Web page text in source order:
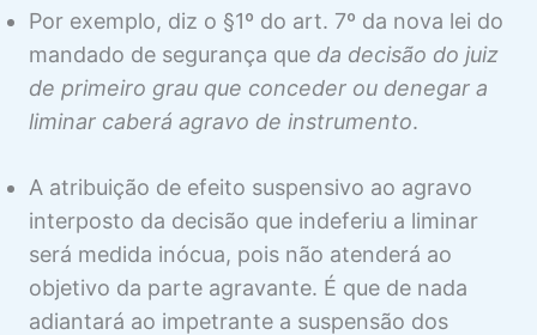
COISA JULGADA NO MS
2 aulas
HONORÁRIOS ADVOCATÍCIOS NO
MS
SUSPENSÃO DA EXECUÇÃO NO MS
2 aulas
RECURSOS NO MS
Legitimidade Recursal. Partes, Autoridade
Coatora e Ministério Público
Visualização
Por exemplo, diz o §1º do art. 7º da nova lei do
mandado de segurança que da decisão do juiz
de primeiro grau que conceder ou denegar a
liminar caberá agravo de instrumento.
A atribuição de efeito suspensivo ao agravo
interposto da decisão que indeferiu a liminar
será medida inócua, pois não atenderá ao
objetivo da parte agravante. É que de nada
adiantará ao impetrante a suspensão dos